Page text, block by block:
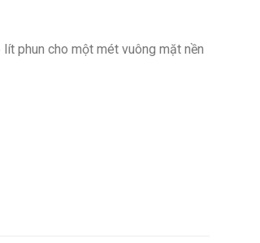
phun cho một mét vuông mặt nền